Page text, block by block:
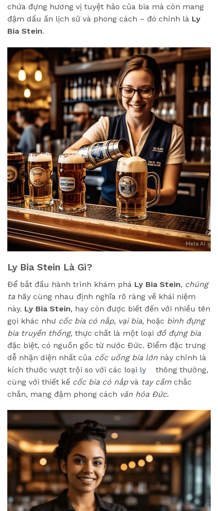
chứa đựng hương vị tuyệt hảo của bia mà còn mang
đậm dấu ấn lịch sử và phong cách – đó chính là Ly
Bia Stein.
Ly Bia Stein Là Gì?
Để bắt đầu hành trình khám phá Ly Bia Stein, chúng
ta hãy cùng nhau định nghĩa rõ ràng về khái niệm
này. Ly Bia Stein, hay còn được biết đến với nhiều tên
gọi khác như cốc bia có nắp, vại bia, hoặc bình đựng
bia truyền thống, thực chất là một loại đồ đựng bia
đặc biệt, có nguồn gốc từ nước Đức. Điểm đặc trưng
dễ nhận diện nhất của cốc uống bia lớn này chính là
kích thước vượt trội so với các loại ly
thông thường,
cùng với thiết kế cốc bia có nắpvà tay cầmchắc
chắn, mang đậm phong cách văn hóa Đức.